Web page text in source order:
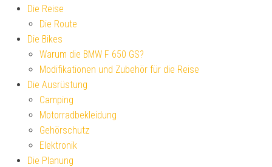
Die Reise
Die Route
Die Bikes
Warum die BMW F 650 GS?
Modifikationen und Zubehör für die Reise
Die Ausrüstung
Camping
Motorradbekleidung
Gehörschutz
Elektronik
Die Planung